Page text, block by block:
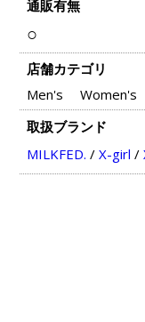
通販有無
○
店舗カテゴリ
Men's
Women's
取扱ブランド
MILKFED. / X-girl /